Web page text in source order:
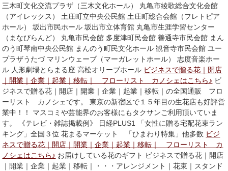
三木町文化交流プラザ（三木文化ホール） 丸亀市綾歌総合文化会館
（アイレックス） 土庄町立中央公民館 土庄町総合会館（フレトピア
ホール） 坂出市民ホール 坂出市立体育館 丸亀市生涯学習センター
（まなびらんど） 丸亀市民会館 多度津町民会館 善通寺市民会館 まん
のう町琴南中央公民館 まんのう町民文化ホール 観音寺市民会館 ユー
プラザうたづ マリンウェーブ（マーガレットホール） 志度音楽ホー
ル 人形劇場とらまる座 高松オリーブホール ビジネスで贈る花｜開店
｜開業｜企業｜起業｜移転｜ フローリスト カノシェはこちら♪ ビ
ジネスで贈る花｜開店｜開業｜企業｜起業｜移転｜の全国通販 フロ
ーリスト カノシェです。 東京の新宿区で１５年目の生花店も好評営
業中！！ マスコミや芸能界のお客様にもタクサンご利用頂いていま
す。 《テレビ・雑誌掲載例》 日経PLUS1 「女性に贈る宅配花束ラン
キング」全国３位 花まるマーケット 「ひまわり特集」他多数 ビジ
ネスで贈る花｜開店｜開業｜企業｜起業｜移転｜ フローリスト カ
ノシェはこちら♪ お届けしている花のギフト ビジネスで贈る花｜開店
｜開業｜企業｜起業｜移転｜・・・アレンジメント｜花束｜スタンド